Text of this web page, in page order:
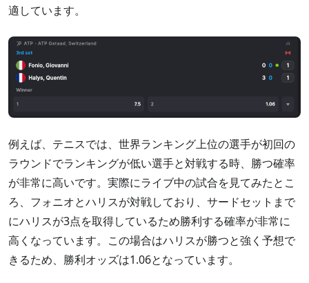
適しています。
例えば、テニスでは、世界ランキング上位の選手が初回の
ラウンドでランキングが低い選手と対戦する時、勝つ確率
が非常に高いです。実際にライブ中の試合を見てみたとこ
ろ、フォニオとハリスが対戦しており、サードセットまで
にハリスが3点を取得しているため勝利する確率が非常に
高くなっています。この場合はハリスが勝つと強く予想で
きるため、勝利オッズは1.06となっています。